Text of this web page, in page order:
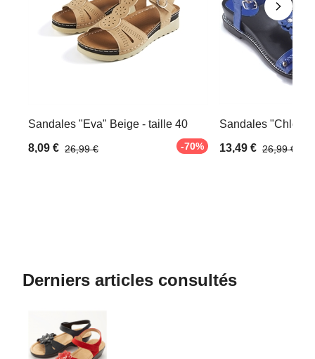
Sandales "Eva" Beige - taille 40
8,09 € 26,99 € -70%
Sandales "Chloé"
13,49 € 26,99 €
Derniers articles consultés